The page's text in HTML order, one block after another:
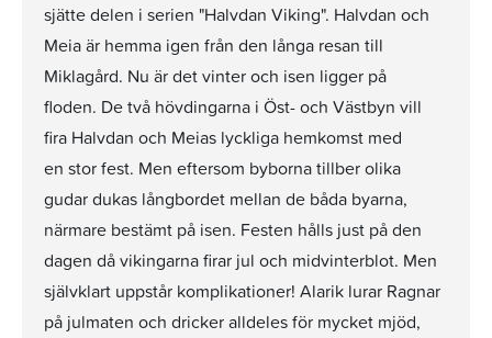
sjätte delen i serien "Halvdan Viking". Halvdan och
Meia är hemma igen från den långa resan till
Miklagård. Nu är det vinter och isen ligger på
floden. De två hövdingarna i Öst- och Västbyn vill
fira Halvdan och Meias lyckliga hemkomst med
en stor fest. Men eftersom byborna tillber olika
gudar dukas långbordet mellan de båda byarna,
närmare bestämt på isen. Festen hålls just på den
dagen då vikingarna firar jul och midvinterblot. Men
självklart uppstår komplikationer! Alarik lurar Ragnar
på julmaten och dricker alldeles för mycket mjöd,